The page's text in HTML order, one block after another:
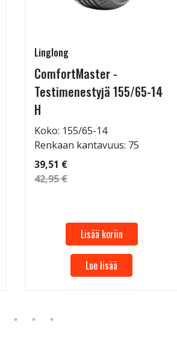
Linglong
ComfortMaster -
Testimenestyjä 155/65-14
H
Koko: 155/65-14
Renkaan kantavuus: 75
39,51 €
42,95 €
Lisää koriin
Lue lisää